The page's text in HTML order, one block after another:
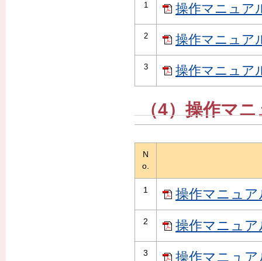
1 操作マニュア
2 操作マニュア
3 操作マニュア
（4）操作マ
N
o.
1 操作マニュア
2 操作マニュア
3 操作マニュア